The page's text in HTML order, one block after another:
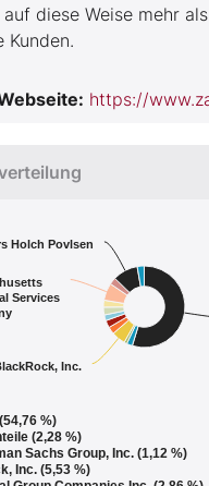
diese Weise mehr
Kunden.
https://
Inc.
Services
Holch Povlsen
%)
(2,28 %)
Sachs Group, Inc. (1,12 %)
Inc. (5,53 %)